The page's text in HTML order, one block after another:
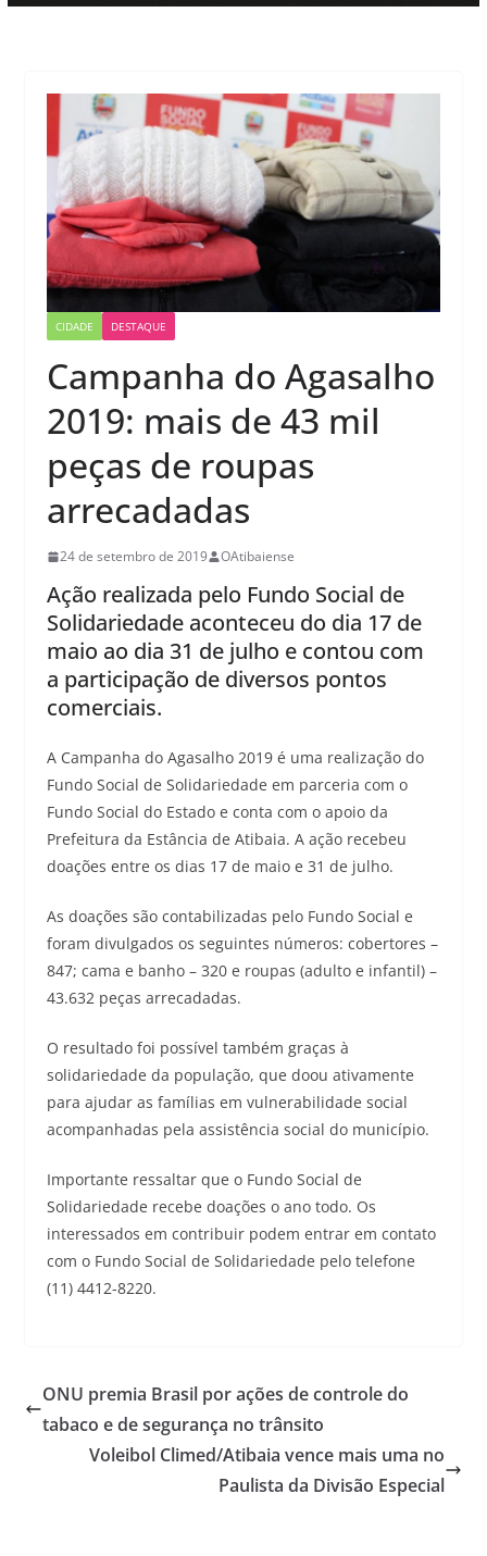
CIDADE DESTAQUE
Campanha do Agasalho
2019: mais de 43 mil
peças de roupas
arrecadadas
24 de setembro de 2019 OAtibaiense
Ação realizada pelo Fundo Social de
Solidariedade aconteceu do dia 17 de
maio ao dia 31 de julho e contou com
a participação de diversos pontos
comerciais.
A Campanha do Agasalho 2019 é uma realização do
Fundo Social de Solidariedade em parceria com o
Fundo Social do Estado e conta com o apoio da
Prefeitura da Estância de Atibaia. A ação recebeu
doações entre os dias 17 de maio e 31 de julho.
As doações são contabilizadas pelo Fundo Social e
foram divulgados os seguintes números: cobertores –
847; cama e banho – 320 e roupas (adulto e infantil) –
43.632 peças arrecadadas.
O resultado foi possível também graças à
solidariedade da população, que doou ativamente
para ajudar as famílias em vulnerabilidade social
acompanhadas pela assistência social do município.
Importante ressaltar que o Fundo Social de
Solidariedade recebe doações o ano todo. Os
interessados em contribuir podem entrar em contato
com o Fundo Social de Solidariedade pelo telefone
(11) 4412-8220.
ONU premia Brasil por ações de controle do
tabaco e de segurança no trânsito
Voleibol Climed/Atibaia vence mais uma no
Paulista da Divisão Especial